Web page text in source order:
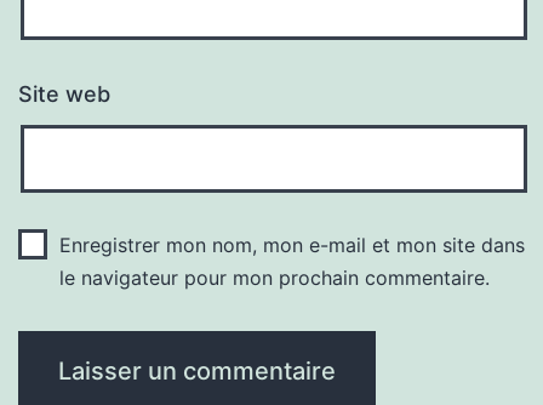
Site web
Enregistrer mon nom, mon e-mail et mon site dans
le navigateur pour mon prochain commentaire.